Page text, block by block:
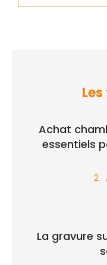
Achat
essentiels
2
La gravure